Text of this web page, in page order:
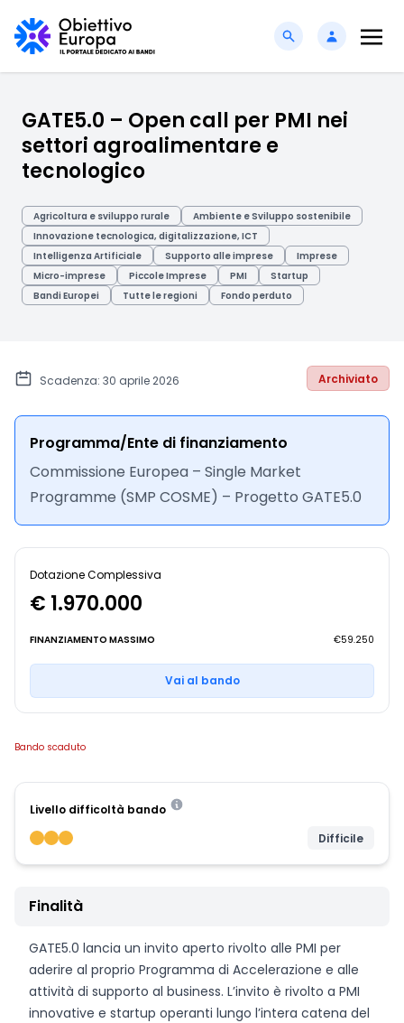
GATE5.0 – Open call per PMI nei
settori agroalimentare e
tecnologico
Agricoltura e sviluppo rurale
Ambiente e Sviluppo sostenibile
Innovazione tecnologica, digitalizzazione, ICT
Intelligenza Artificiale
Supporto alle imprese
Imprese
Micro-imprese
Piccole Imprese PMI
Startup
Bandi Europei
Tutte le regioni Fondo perduto
Scadenza: 30 aprile 2026 Archiviato
Programma/Ente di finanziamento
Commissione Europea – Single Market
Programme (SMP COSME) – Progetto GATE5.0
Dotazione Complessiva
€ 1.970.000
FINANZIAMENTO MASSIMO €59.250
Vai al bando
Bando scaduto
Livello difficoltà bando
Difficile
Finalità
GATE5.0 lancia un invito aperto rivolto alle PMI per
aderire al proprio Programma di Accelerazione e alle
attività di supporto al business. L’invito è rivolto a PMI
innovative e startup operanti lungo l’intera catena del